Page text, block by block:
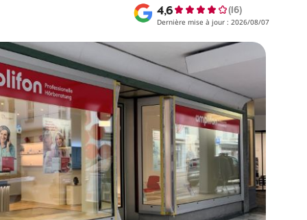
4,6 (16)
Dernière mise à jour : 2026/08/07